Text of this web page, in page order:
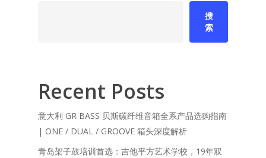
搜
索
Recent Posts
意大利 GR BASS 贝斯碳纤维音箱全系产品选购指南
| ONE / DUAL / GROOVE 箱头深度解析
青岛架子鼓培训首选：吉他平方艺术学校，19年双